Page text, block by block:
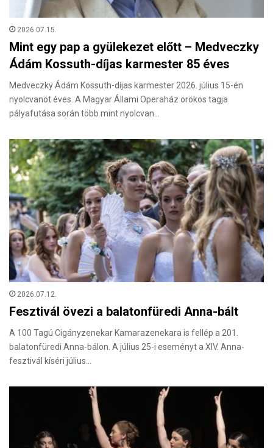
2026.07.15.
Mint egy pap a gyülekezet előtt – Medveczky
Ádám Kossuth-díjas karmester 85 éves
Medveczky Ádám Kossuth-díjas karmester 2026. július 15-én
nyolcvanöt éves. A Magyar Állami Operaház örökös tagja
pályafutása során több mint nyolcvan…
2026.07.12.
Fesztivál övezi a balatonfüredi Anna-bált
A 100 Tagú Cigányzenekar Kamarazenekara is fellép a 201.
balatonfüredi Anna-bálon. A július 25-i eseményt a XIV. Anna-
fesztivál kíséri július…